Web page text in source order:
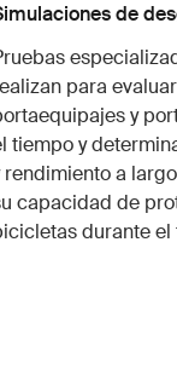
de
para
y
tiempo y
rendimiento a
capacidad de
durante el